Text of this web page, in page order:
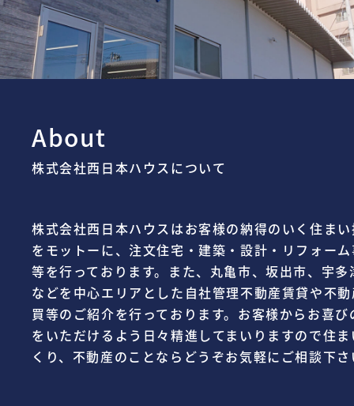
About
株式会社西日本ハウスについて
株式会社西日本ハウスはお客様の納得のいく住ま
をモットーに、注文住宅・建築・設計・リフォー
等を行っております。また、丸亀市、坂出市、宇多
などを中心エリアとした自社管理不動産賃貸や不
買等のご紹介を行っております。お客様からお喜び
をいただけるよう日々精進してまいりますので住
くり、不動産のことならどうぞお気軽にご相談下